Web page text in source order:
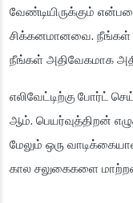
வேண்டியிருக்கும்
சிக்கனமானவை. நீங்கள்
நீங்கள் அதிவேகமாக
எலிவேட்டிற்கு போர்ட்
ஆம். பெயர்வுத்திறன்
மேலும் ஒரு
கால சலுகைகளை